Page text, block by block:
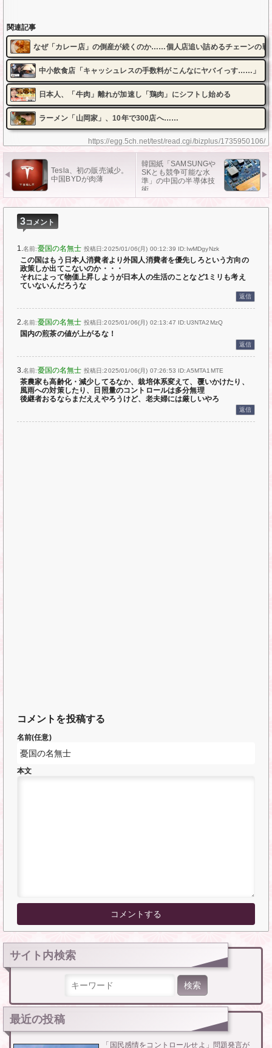
https://egg.5ch.net/test/read.cgi/bizplus/1735950106/
関連記事
なぜ「カレー店」の倒産が続くのか……個人店追い詰めるチェーンの戦
中小飲食店「キャッシュレスの手数料がこんなにヤバイっす……」
日本人、「牛肉」離れが加速し「鶏肉」にシフトし始める
ラーメン「山岡家」、10年で300店へ……
Tesla、初の販売減少。
中国BYDが肉薄
韓国紙「SAMSUNGや
SKとも競争可能な水
準」の中国の半導体技
術
3コメント
1.名前:憂国の名無士 投稿日:2025/01/06(月) 00:12:39 ID:IwMDgyNzk
この国はもう日本人消費者より外国人消費者を優先しろという方向の
政策しか出てこないのか・・・
それによって物価上昇しようが日本人の生活のことなど1ミリも考え
ていないんだろうな
返信
2.名前:憂国の名無士 投稿日:2025/01/06(月) 02:13:47 ID:U3NTA2MzQ
国内の煎茶の値が上がるな！
返信
3.名前:憂国の名無士 投稿日:2025/01/06(月) 07:26:53 ID:A5MTA1MTE
茶農家も高齢化・減少してるなか、栽培体系変えて、覆いかけたり、
風雨への対策したり、日照量のコントロールは多分無理
後継者おるならまだええやろうけど、老夫婦には厳しいやろ
返信
コメントを投稿する
名前(任意)
本文
サイト内検索
最近の投稿
「国民感情をコントロールせよ」問題発言が